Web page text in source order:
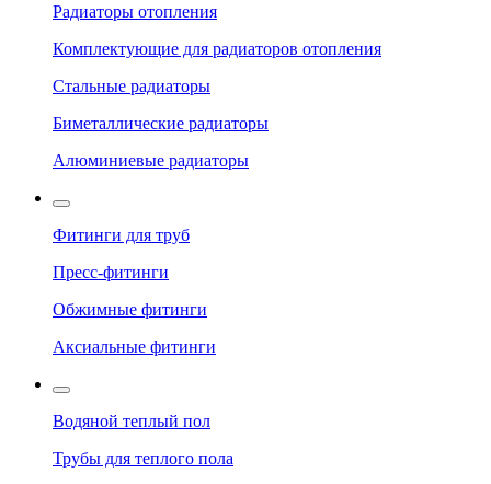
Радиаторы отопления
Комплектующие для радиаторов отопления
Стальные радиаторы
Биметаллические радиаторы
Алюминиевые радиаторы
Фитинги для труб
Пресс-фитинги
Обжимные фитинги
Аксиальные фитинги
Водяной теплый пол
Трубы для теплого пола